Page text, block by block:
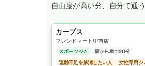
自由度が高い分、自分で通
カーブス
フレンドマート甲南店
スポーツジム
駅から車で20分
運動不足を解消したい人
女性専用ジ